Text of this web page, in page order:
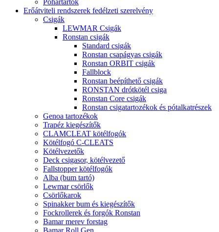
Erőátviteli rendszerek fedélzeti szerelvény
Csigák
LEWMAR Csigák
Ronstan csigák
Standard csigák
Ronstan csapágyas csigák
Ronstan ORBIT csigák
Fallblock
Ronstan beépíthető csigák
RONSTAN drótkötél csiga
Ronstan Core csigák
Ronstan csigatartozékok és pótalkatrészek
Genoa tartozékok
Trapéz kiegészítők
CLAMCLEAT kötélfogók
Kötélfogó C-CLEATS
Kötélvezetők
Deck csigasor, kötélvezető
Fallstopper kötélfogók
Alba (bum tartó)
Lewmar csörlők
Csörlőkarok
Spinakker bum és kiegészítők
Fockrollerek és forgók Ronstan
Bamar merev forstag
Bamar Roll Gen